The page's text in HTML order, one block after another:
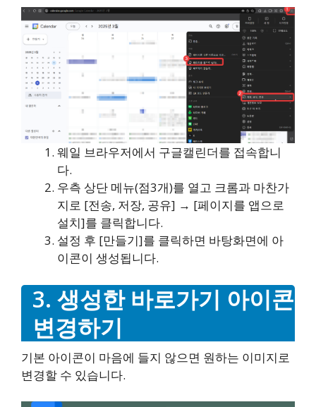
웨일 브라우저에서 구글캘린더를 접속합니
다.
우측 상단 메뉴(점3개)를 열고 크롬과 마찬가
지로 [전송, 저장, 공유] → [페이지를 앱으로
설치]를 클릭합니다.
설정 후 [만들기]를 클릭하면 바탕화면에 아
이콘이 생성됩니다.
3. 생성한 바로가기 아이콘
변경하기
기본 아이콘이 마음에 들지 않으면 원하는 이미지로
변경할 수 있습니다.